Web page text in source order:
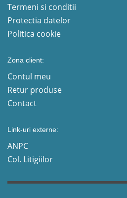
Termeni si conditii
Protectia datelor
Politica cookie
Zona client:
Contul meu
Retur produse
Contact
Link-uri externe:
ANPC
Col. Litigiilor